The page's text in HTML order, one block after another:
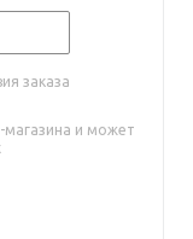
заказа
магазина и может